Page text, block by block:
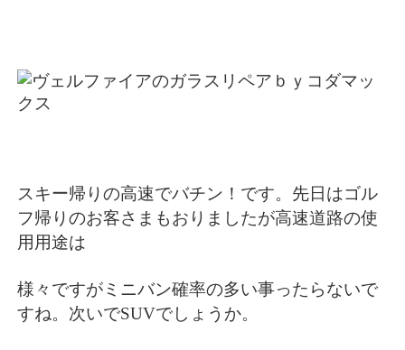
スキー帰りの高速でバチン！です。先日はゴル
フ帰りのお客さまもおりましたが高速道路の使
用用途は
様々ですがミニバン確率の多い事ったらないで
すね。次いでSUVでしょうか。